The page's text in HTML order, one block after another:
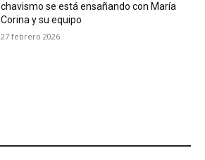
chavismo se está ensañando con María
Corina y su equipo
27 febrero 2026